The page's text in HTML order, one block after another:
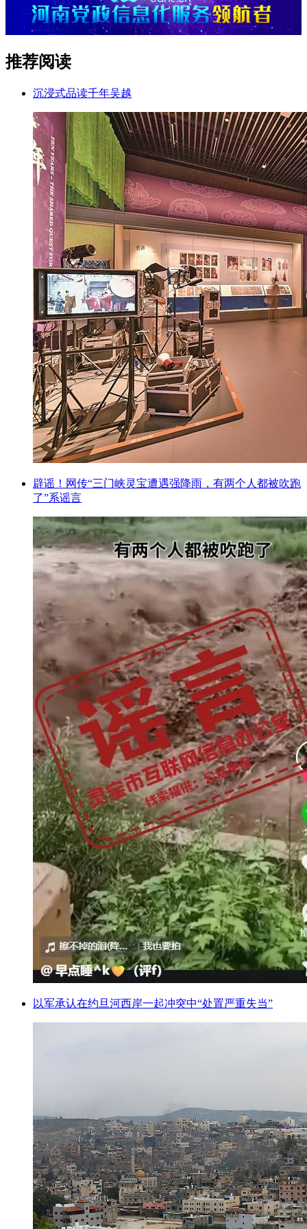
推荐阅读
沉浸式品读千年吴越
辟谣！网传“三门峡灵宝遭遇强降雨，有两个人都被吹跑
了”系谣言
以军承认在约旦河西岸一起冲突中“处置严重失当”